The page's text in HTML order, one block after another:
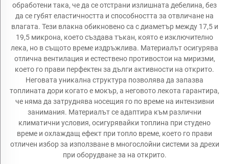
обработени така, че да се отстрани излишната дебелина, без
да се губят еластичността и способността за отвличане на
влагата. Тези влакна обикновено са с диаметър между 17,5 и
19,5 микрона, което създава тъкан, която е изключително
лека, но в същото време издръжлива. Материалът осигурява
отлична вентилация и естествено противостои на миризми,
което го прави перфектен за дълги активности на открито.
Неговата уникална структура позволява да запазва
топлината дори когато е мокър, а неговото лекота гарантира,
че няма да затруднява носещия го по време на интензивни
занимания. Материалът се адаптира към различни
климатични условия, осигурявайки топлина при студено
време и охлаждащ ефект при топло време, което го прави
отличен избор за използване в многослойни системи за дрехи
при оборудване за на открито.